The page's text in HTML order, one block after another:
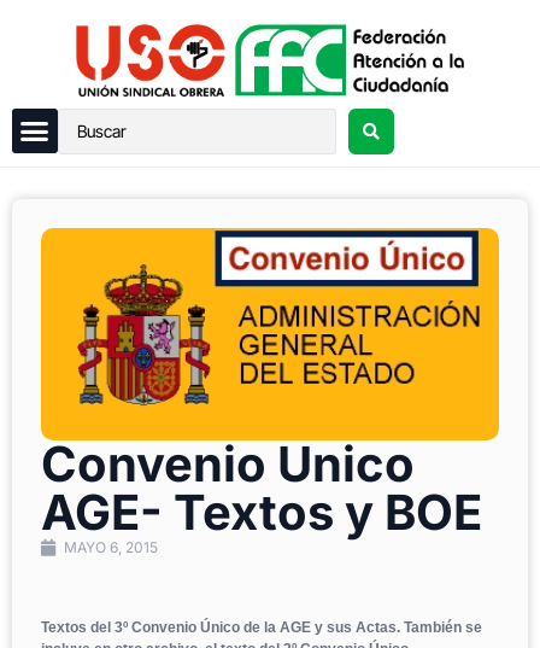
Convenio Unico
AGE- Textos y BOE
MAYO 6, 2015
Textos del 3º Convenio Único de la AGE y sus Actas. También se